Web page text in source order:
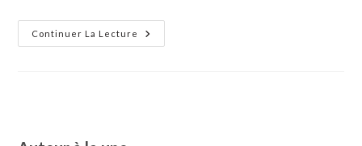
Continuer La Lecture
Un
Parcours